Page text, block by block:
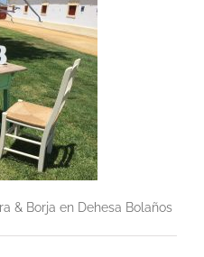
& Borja en Dehesa Bolaños